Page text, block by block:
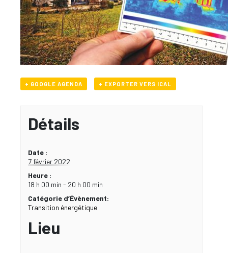
+ GOOGLE AGENDA + EXPORTER VERS ICAL
Détails
Date :
7 février 2022
Heure :
18 h 00 min - 20 h 00 min
Catégorie d’Évènement:
Transition énergétique
Lieu